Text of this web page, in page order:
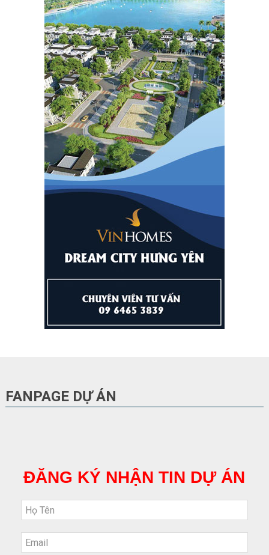
FANPAGE DỰ ÁN
ĐĂNG KÝ NHẬN TIN DỰ ÁN